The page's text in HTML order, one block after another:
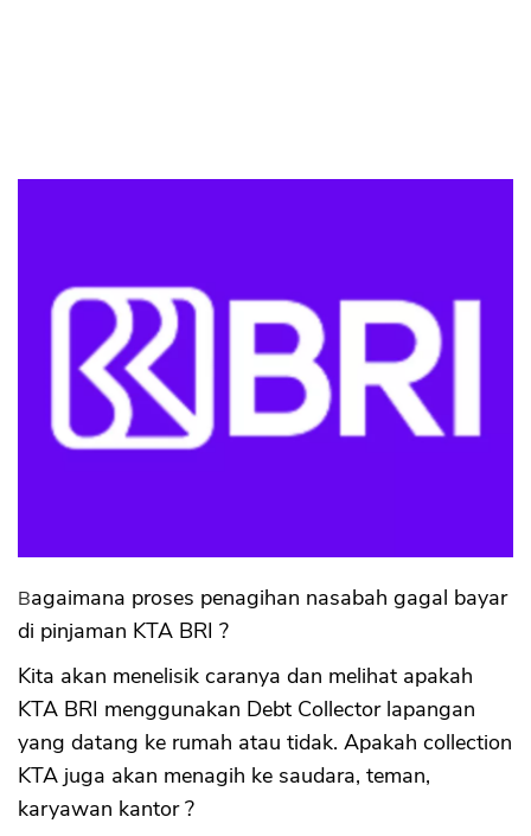
Asuransi Jiwa
Asuransi Kesehatan
Asuransi Syariah
Bagaimana proses penagihan nasabah gagal bayar
di pinjaman KTA BRI ?
Kita akan menelisik caranya dan melihat apakah
KTA BRI menggunakan Debt Collector lapangan
yang datang ke rumah atau tidak. Apakah collection
KTA juga akan menagih ke saudara, teman,
karyawan kantor ?